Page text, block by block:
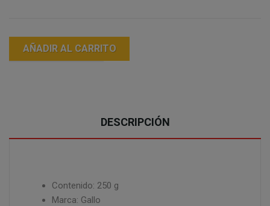
AÑADIR AL CARRITO
DESCRIPCIÓN
Contenido: 250 g
Marca: Gallo